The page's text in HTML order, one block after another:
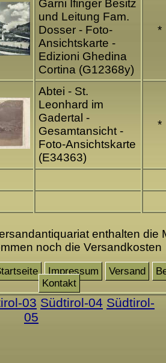
Garni Ifinger Besitz
und Leitung Fam.
Dosser - Foto-
Ansichtskarte -
Edizioni Ghedina
Cortina (G12368y)
*
Abtei - St.
Leonhard im
Gadertal -
Gesamtansicht -
Foto-Ansichtskarte
(E34363)
*
enthalten die
noch die Versandkosten
Impressum Versand
Kontakt
03 Südtirol-04 Südtirol-
05